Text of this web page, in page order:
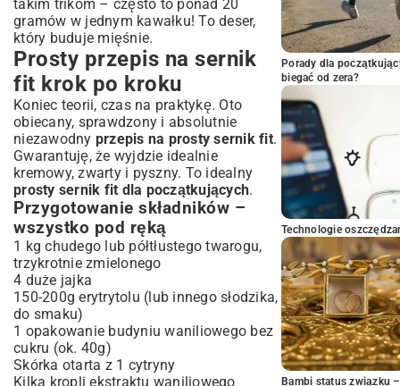
takim trikom – często to ponad 20
gramów w jednym kawałku! To deser,
który buduje mięśnie.
Prosty przepis na sernik
fit krok po kroku
Koniec teorii, czas na praktykę. Oto
obiecany, sprawdzony i absolutnie
niezawodny przepis na prosty sernik fit.
Gwarantuję, że wyjdzie idealnie
kremowy, zwarty i pyszny. To idealny
prosty sernik fit dla początkujących.
Przygotowanie składników –
wszystko pod ręką
1 kg chudego lub półtłustego twarogu,
trzykrotnie zmielonego
4 duże jajka
150-200g erytrytolu (lub innego słodzika,
do smaku)
1 opakowanie budyniu waniliowego bez
cukru (ok. 40g)
Skórka otarta z 1 cytryny
Kilka kropli ekstraktu waniliowego
Porady dla
biegać od zera?
Technologie
Bambi status związku